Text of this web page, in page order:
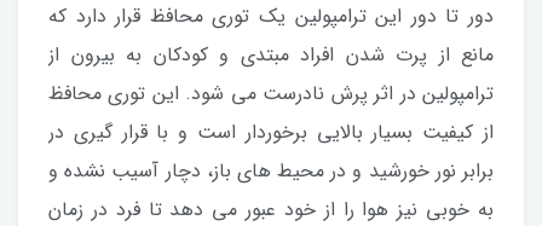
دور تا دور این ترامپولین یک توری محافظ قرار دارد که
مانع از پرت شدن افراد مبتدی و کودکان به بیرون از
ترامپولین در اثر پرش نادرست می شود. این توری محافظ
از کیفیت بسیار بالایی برخوردار است و با قرار گیری در
برابر نور خورشید و در محیط های باز، دچار آسیب نشده و
به خوبی نیز هوا را از خود عبور می دهد تا فرد در زمان